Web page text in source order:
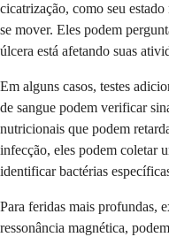
cicatrização, como seu
se mover. Eles podem
úlcera está afetando suas
Em alguns casos, testes
de sangue podem verificar
nutricionais que podem
infecção, eles podem coletar
identificar bactérias
Para feridas mais profundas,
ressonância magnética,